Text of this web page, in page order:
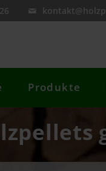
Produkte